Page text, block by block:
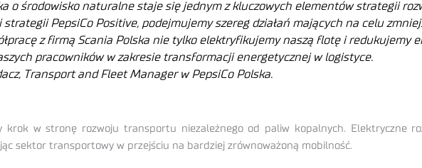
o środowisko naturalne staje się jednym z kluczowych elementów strategii
PepsiCo Positive, podejmujemy szereg działań mających na celu
z firmą Scania Polska nie tylko elektryfikujemy naszą flotę i redukujemy
pracowników w zakresie transformacji energetycznej w logistyce.
Transport and Fleet Manager w PepsiCo Polska.
w stronę rozwoju transportu niezależnego od paliw kopalnych. Elektryczne
sektor transportowy w przejściu na bardziej zrównoważoną mobilność.